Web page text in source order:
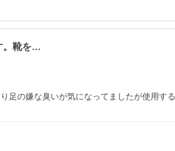
。靴を…
足の嫌な臭いが気になってましたが使用す